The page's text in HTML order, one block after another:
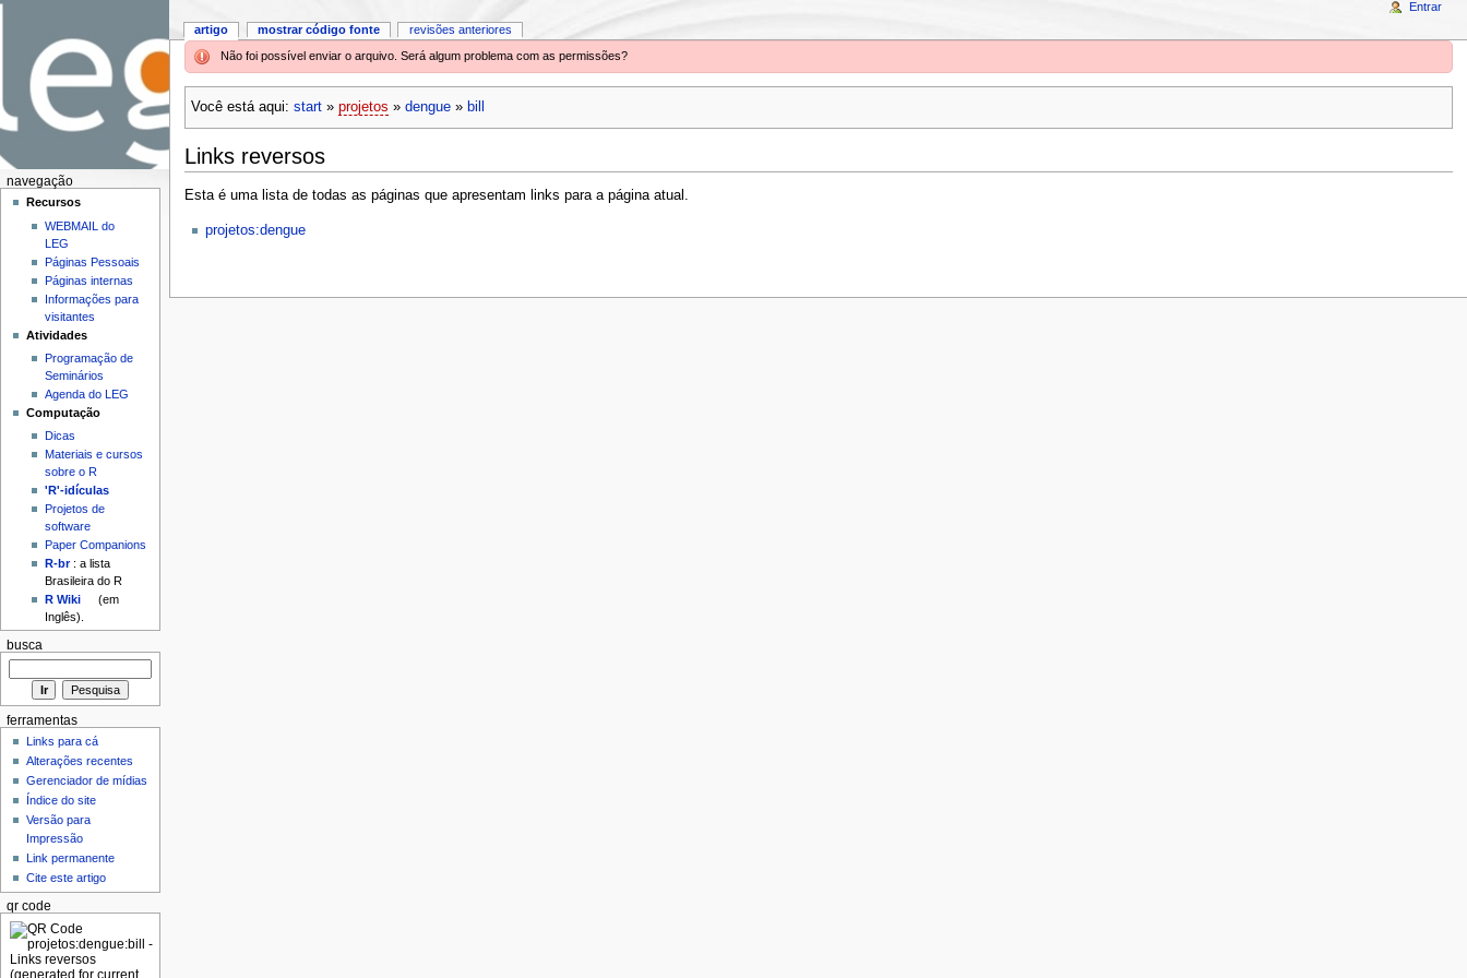
Não foi possível enviar o arquivo. Será algum problema com as permissões?
Você está aqui: start» projetos » dengue» bill
Links reversos
Esta é uma lista de todas as páginas que apresentam links para a página atual.
projetos:dengue
artigo mostrar código fonte revisões anteriores
Entrar
navegação
Recursos
WEBMAIL do
LEG
Páginas Pessoais
Páginas internas
Informações para
visitantes
Atividades
Programação de
Seminários
Agenda do LEG
Computação
Dicas
Materiais e cursos
sobre o R
'R'-idículas
Projetos de
software
Paper Companions
R-br: a lista
Brasileira do R
R Wiki
(em
Inglês).
busca
ferramentas
Links para cá
Alterações recentes
Gerenciador de mídias
Índice do site
Versão para
Impressão
Link permanente
Cite este artigo
qr code